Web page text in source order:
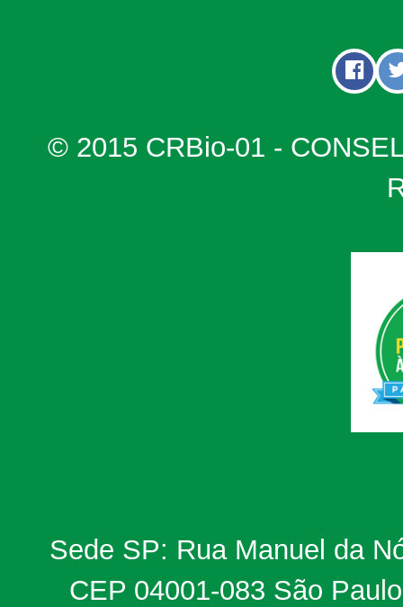
© 2015 CRBio-01 -
Sede SP: Rua Manuel da
CEP 04001-083 São